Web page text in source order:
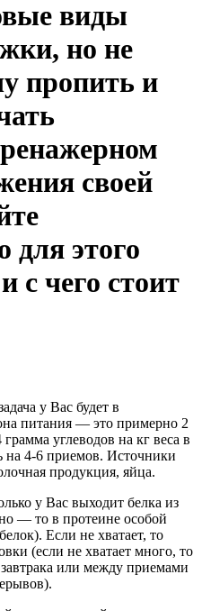
виды
но не
пропить и
своей
для этого
с чего стоит
у Вас будет в
питания — это примерно 2
углеводов на кг веса в
на 4-6 приемов. Источники
продукция, яйца.
у Вас выходит белка из
— то в протеине особой
Если не хватает, то
(если не хватает много, то
или между приемами